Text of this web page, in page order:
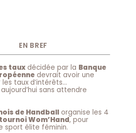
EN BREF
taux décidée par la Banque
devrait avoir une
taux d’intérêts…
sans attendre
de Handball organise les 4
tournoi Wom’Hand, pour
sport élite féminin.